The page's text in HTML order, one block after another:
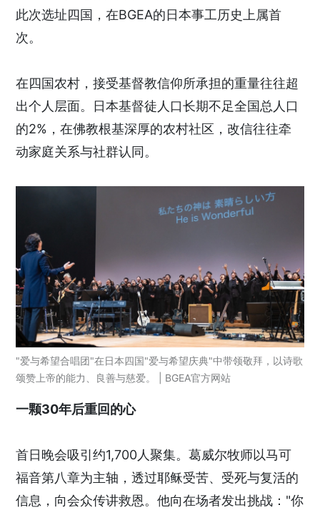
此次选址四国，在BGEA的日本事工历史上属首
次。
在四国农村，接受基督教信仰所承担的重量往往超
出个人层面。日本基督徒人口长期不足全国总人口
的2%，在佛教根基深厚的农村社区，改信往往牵
动家庭关系与社群认同。
"爱与希望合唱团"在日本四国"爱与希望庆典"中带领敬拜，以诗歌
颂赞上帝的能力、良善与慈爱。 | BGEA官方网站
一颗30年后重回的心
首日晚会吸引约1,700人聚集。葛威尔牧师以马可
福音第八章为主轴，透过耶稣受苦、受死与复活的
信息，向会众传讲救恩。他向在场者发出挑战："你